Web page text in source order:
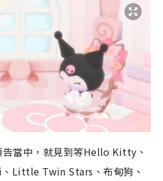
當中，就見到等Hello Kitty 、
、 Little Twin Stars 、布甸狗、